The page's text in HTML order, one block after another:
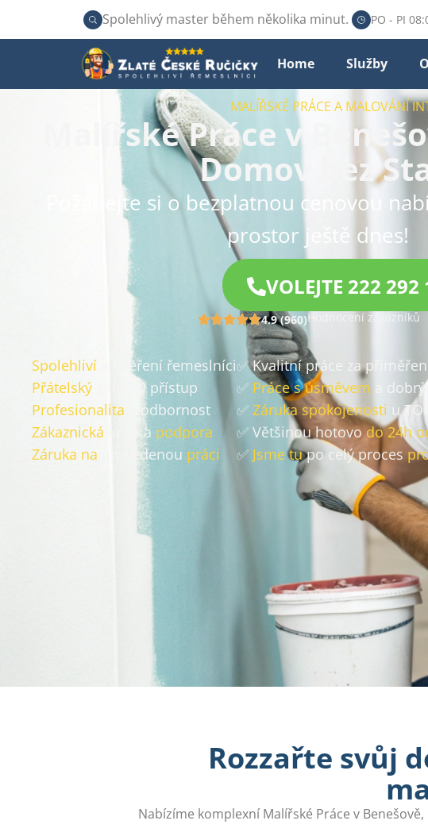
Spolehlivý master během několika minut. PO - PI
Home Služby
MALÍŘSKÉ PRÁCE A MALOVÁNÍ
Malířské Práce v
Domov bez
Požádejte si o bezplatnou cenovou
prostor ještě dnes!
VOLEJTE 222 292
4.9 (960)Hodnocení zákazníků
Spolehliví a ověření řemeslníci
Přátelský a lidský přístup
Profesionalita a odbornost
Zákaznická linka a podpora
Záruka na provedenou práci
✅ Kvalitní práce za
✅ Práce s úsměvem a
✅ Záruka spokojenosti u
✅ Většinou hotovodo 24h
✅ Jsme tupo celý proces
Rozzařte svůj
Nabízíme komplexní Malířské Práce v